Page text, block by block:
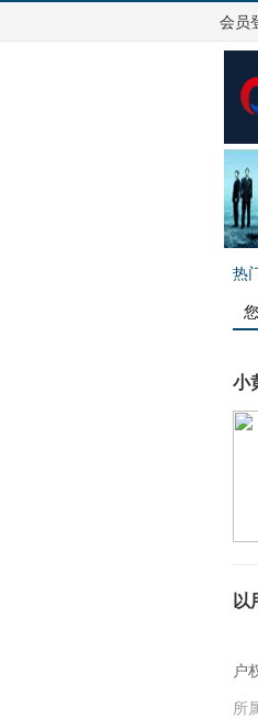
会员
热
小
以
户
所